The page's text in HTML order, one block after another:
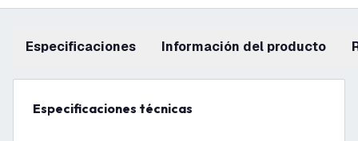
Especificaciones información del producto
Especificaciones técnicas